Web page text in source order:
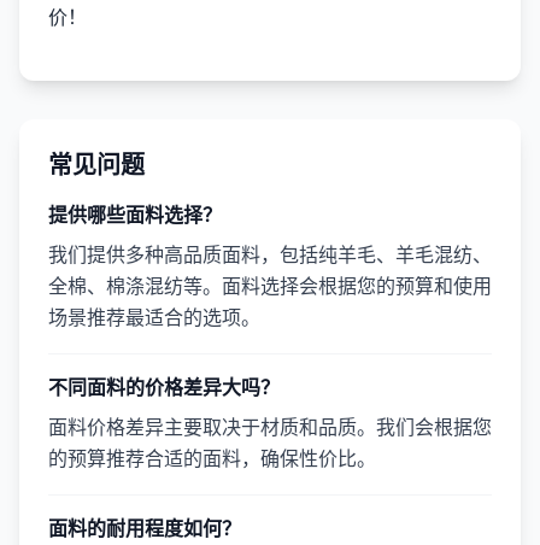
价！
常见问题
提供哪些面料选择？
我们提供多种高品质面料，包括纯羊毛、羊毛混纺、
全棉、棉涤混纺等。面料选择会根据您的预算和使用
场景推荐最适合的选项。
不同面料的价格差异大吗？
面料价格差异主要取决于材质和品质。我们会根据您
的预算推荐合适的面料，确保性价比。
面料的耐用程度如何？